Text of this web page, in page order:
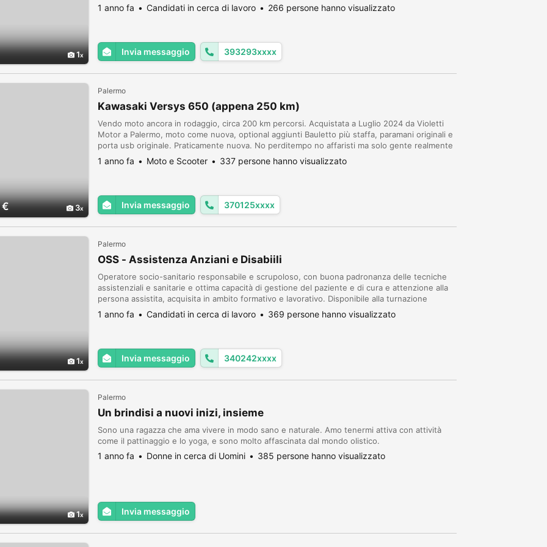
1
giardiniere qualificato, archivista , Sono un ragazzo tutto fare
1 anno fa Candidati in cerca di lavoro 266 persone hanno visualizzato
Invia messaggio 393293xxxx
€ 3
Palermo
Kawasaki Versys 650 (appena 250 km)
Vendo moto ancora in rodaggio, circa 200 km percorsi. Acquistata a Luglio 2024 da Violetti
Motor a Palermo, moto come nuova, optional aggiunti Bauletto più staffa, paramani originali e
porta usb originale. Praticamente nuova. No perditempo no affaristi ma solo gente realmente
interessata. NON RISPONDO AD OFFERTE IMPROPONIBILI.
1 anno fa Moto e Scooter 337 persone hanno visualizzato
Invia messaggio 370125xxxx
1
Palermo
OSS - Assistenza Anziani e Disabiili
Operatore socio-sanitario responsabile e scrupoloso, con buona padronanza delle tecniche
assistenziali e sanitarie e ottima capacità di gestione del paziente e di cura e attenzione alla
persona assistita, acquisita in ambito formativo e lavorativo. Disponibile alla turnazione
occupandosi con competenza di pazienti con diverse esigenze. Documentata competenza...
1 anno fa Candidati in cerca di lavoro 369 persone hanno visualizzato
Invia messaggio 340242xxxx
1
Palermo
Un brindisi a nuovi inizi, insieme
Sono una ragazza che ama vivere in modo sano e naturale. Amo tenermi attiva con attività
come il pattinaggio e lo yoga, e sono molto affascinata dal mondo olistico.
1 anno fa Donne in cerca di Uomini 385 persone hanno visualizzato
Invia messaggio